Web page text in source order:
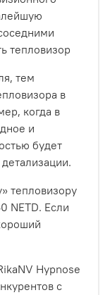
тепловизор
тем
в
когда в
и
будет
тепловизору
NETD. Если
Hypnose
с